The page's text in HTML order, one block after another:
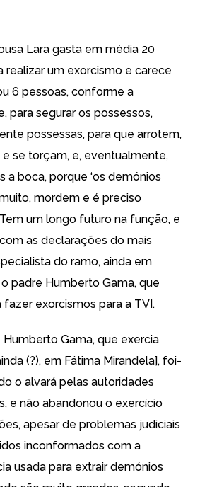
Lara gasta em média 20
realizar um exorcismo e carece
6 pessoas, conforme a
para segurar os possessos,
possessas, para que arrotem,
se torçam, e, eventualmente,
a boca, porque ‘os demónios
mordem e é preciso
Tem um longo futuro na função, e
as declarações do mais
do ramo, ainda em
padre Humberto Gama, que
fazer exorcismos para a TVI.
Humberto Gama, que exercia
(?), em Fátima Mirandela], foi-
o alvará pelas autoridades
e não abandonou o exercício
apesar de problemas judiciais
inconformados com a
usada para extrair demónios